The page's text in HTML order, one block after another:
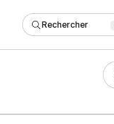
Rechercher